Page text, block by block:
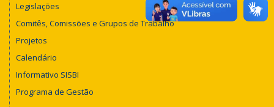
Legislações
Comitês, Comissões e Grupos de Trabalho
Projetos
Calendário
Informativo SISBI
Programa de Gestão